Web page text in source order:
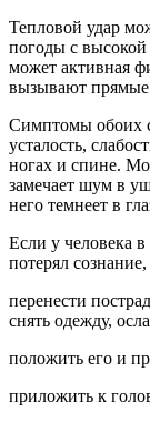
Тепловой удар
погоды с
может активная
вызывают
Симптомы обоих
усталость,
ногах и спине.
замечает шум в
него темнеет в
Если у человека
потерял
перенести
снять одежду,
положить его и
приложить к